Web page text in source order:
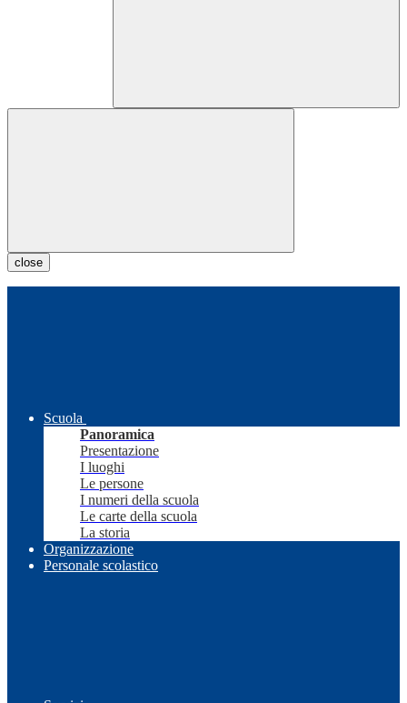
close
Scuola
Panoramica
Presentazione
I luoghi
Le persone
I numeri della scuola
Le carte della scuola
La storia
Organizzazione
Personale scolastico